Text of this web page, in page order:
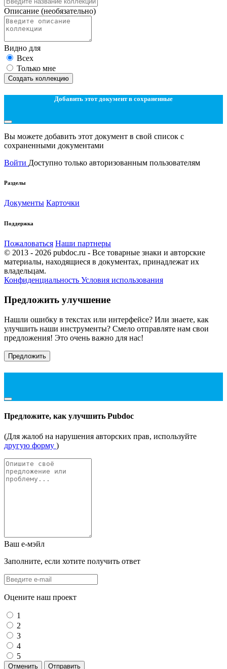
Описание (необязательно)
Видно для
Всех
Только мне
Создать коллекцию
Добавить этот документ в сохраненные
Вы можете добавить этот документ в свой список с
сохраненными документами
Войти Доступно только авторизованным пользователям
Разделы
Документы Карточки
Поддержка
Пожаловаться Наши партнеры
© 2013 - 2026 pubdoc.ru - Все товарные знаки и авторские
материалы, находящиеся в документах, принадлежат их
владельцам.
Конфиденциальность Условия использования
Предложить улучшение
Нашли ошибку в текстах или интерфейсе? Или знаете, как
улучшить наши инструменты? Смело отправляте нам свои
предложения! Это очень важно для нас!
Предложить
Предложите, как улучшить Pubdoc
(Для жалоб на нарушения авторских прав, используйте
другую форму )
Ваш е-мэйл
Заполните, если хотите получить ответ
Оцените наш проект
1
2
3
4
5
Отменить Отправить